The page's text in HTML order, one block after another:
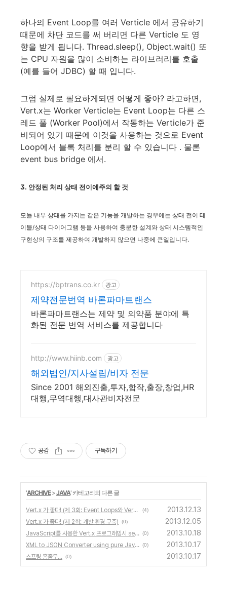
하나의 Event Loop를 여러 Verticle 에서 공유하기
때문에 차단 코드를 써 버리면 다른 Verticle 도 영
향을 받게 됩니다. Thread.sleep(), Object.wait() 또
는 CPU 자원을 많이 소비하는 라이브러리를 호출
(예를 들어 JDBC) 할 때 입니다.
그럼 실제로 필요하게되면 어떻게 좋아? 라고하면,
Vert.x는 Worker Verticle는 Event Loop는 다른 스
레드 풀 (Worker Pool)에서 작동하는 Verticle가 준
비되어 있기 때문에 이것을 사용하는 것으로 Event
Loop에서 블록 처리를 분리 할 수​​ 있습니다 . 물론
event bus bridge 에서.
3. 안정된 처리 상태 전이에주의 할 것
모듈 내부 상태를 가지는 같은 기능을 개발하는 경우에는 상태 전이 테
이블/상태 다이어그램 등을 사용하여 충분한 설계와 상태 시스템적인
구현상의 구조를 제공하여 개발하지 않으면 나중에 큰일입니다.
https://bptrans.co.kr 광고
제약전문번역 바론파마트랜스
바론파마트랜스는 제약 및 의약품 분야에 특
화된 전문 번역 서비스를 제공합니다
http://www.hiinb.com 광고
해외법인/지사설립/비자 전문
Since 2001 해외진출,투자,합작,출장,창업,HR
대행,무역대행,대사관비자전문
공감 구독하기
'ARCHIVE>JAVA' 카테고리의 다른 글
Vert.x 가 좋다! (제 3회: Event Loops와 Verticle Instances) (4) 2013.12.13
Vert.x 가 좋다! (제 2회: 개발 환경 구축) (0) 2013.12.05
JavaScript를 사용한 Vert.x 프로그래밍시 setInterval 은 어떻게 해야 하나? (0) 2013.10.18
XML to JSON Converter using pure Javascript (0) 2013.10.17
스프링 흠좀무... (0) 2013.10.17